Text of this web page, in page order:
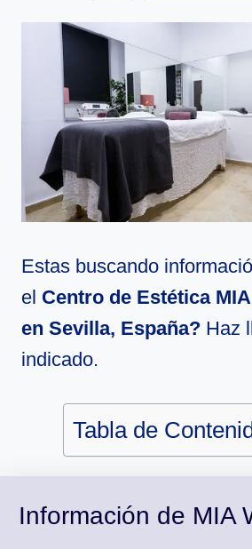
Estas buscando
el Centro de Estética
en Sevilla, España? Haz
indicado.
Tabla de
Información de MIA